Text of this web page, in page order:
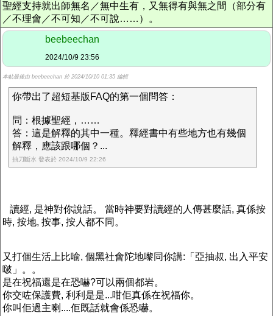
聖經支持就出師無名／無中生有，又無得有與無之間（部分有
／不理會／不可知／不可說……）。
beebeechan
2024/10/9 23:56
本帖最後由 beebeechan 於 2024/10/10 01:35 編輯
你帶出了超短基版FAQ的第一個問答：
問：根據聖經，……
答：這是解釋的其中一種。釋經書中有些地方也有幾個
解釋，應該跟哪個？...
抽刀斷水 發表於 2024/10/9 22:26
讀經, 是神對你說話。 當時神要對讀經的人傳甚麼話, 真係按
時, 按地, 按事, 按人都不同。
又打個生活上比喻, 個黑社會陀地嚟同你講:「亞抽叔, 出入平安
啵」。。
是在祝福還是在恐嚇?可以兩個都岩。
你交咗保護費, 利利是是...咁佢真係在祝福你。
你叫佢過主喇....佢既話就會係恐嚇。